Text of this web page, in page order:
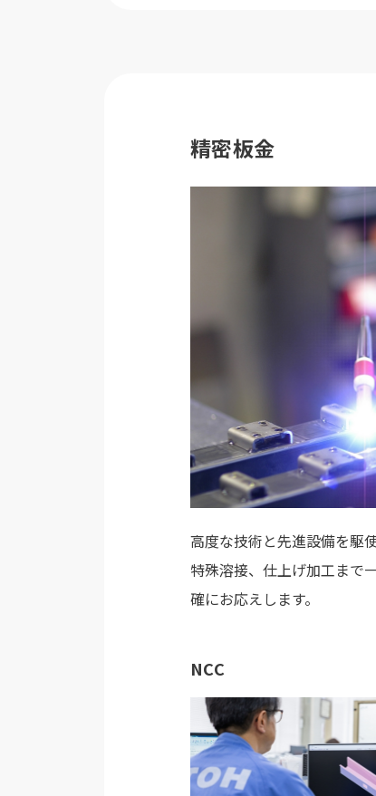
精密板金
高度な技術と先進設備を駆
特殊溶接、仕上げ加工まで
確にお応えします。
NCC